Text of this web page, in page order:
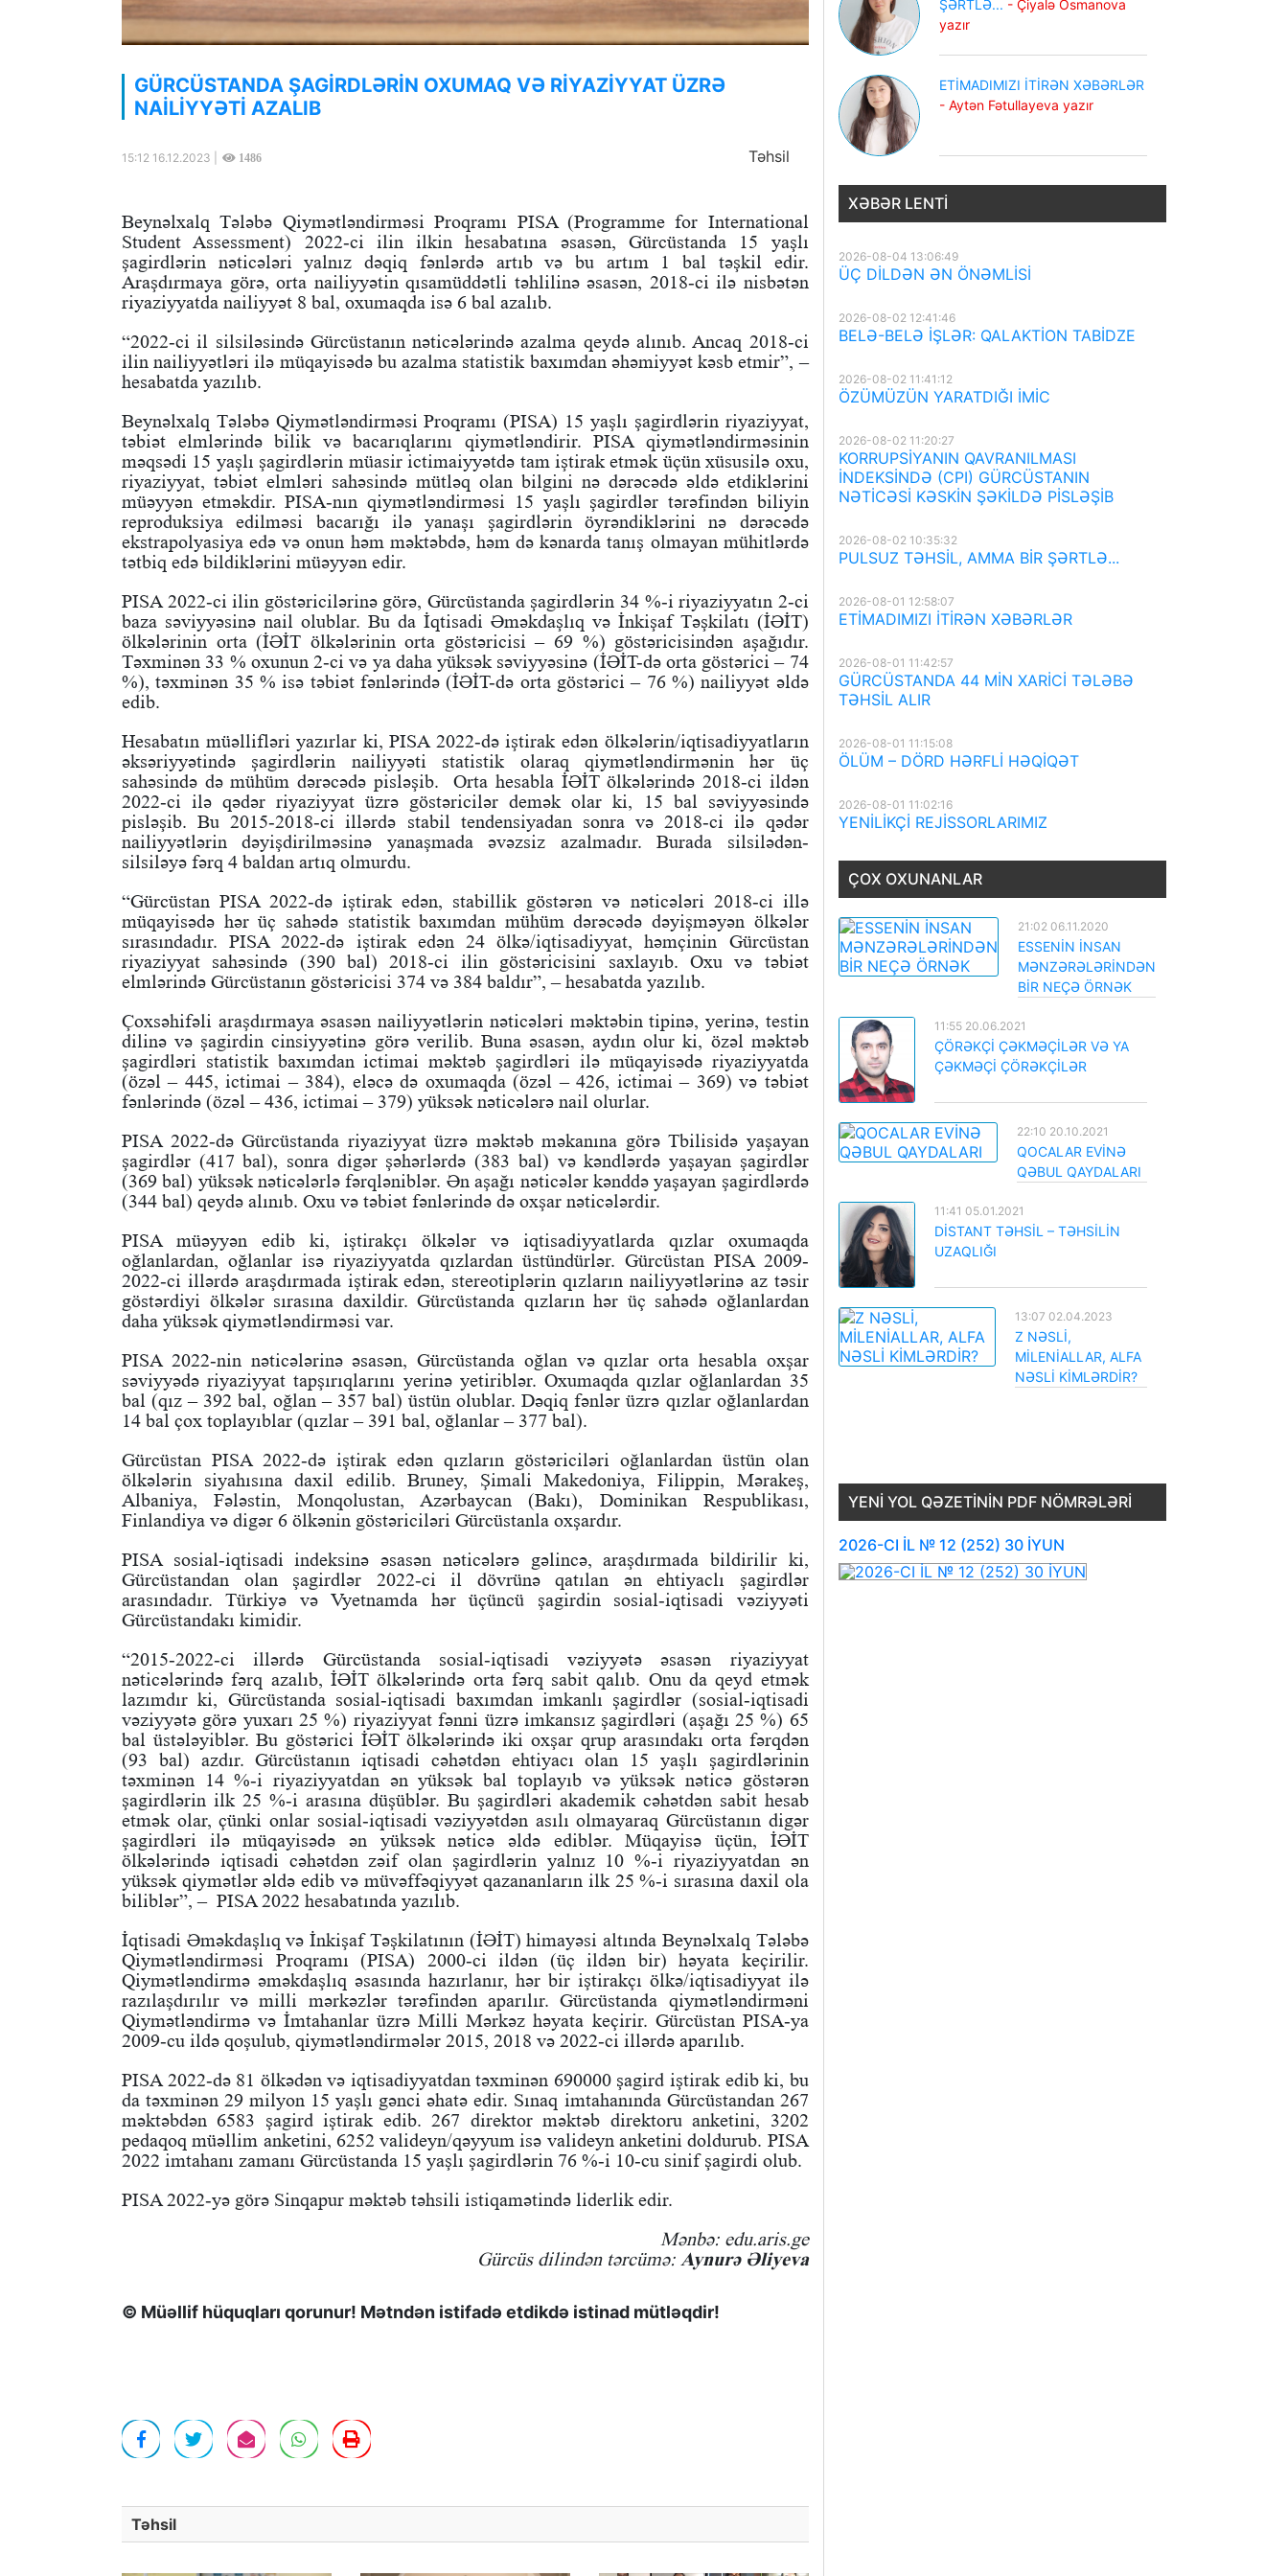
GÜRCÜSTANDA ŞAGİRDLƏRİN OXUMAQ VƏ RİYAZİYYAT ÜZRƏ
NAİLİYYƏTİ AZALIB
15:12 16.12.2023 | 1486 Təhsil
Beynəlxalq Tələbə Qiymətləndirməsi Proqramı PISA (Programme for International
Student Assessment) 2022-ci ilin ilkin hesabatına əsasən, Gürcüstanda 15 yaşlı
şagirdlərin nəticələri yalnız dəqiq fənlərdə artıb və bu artım 1 bal təşkil edir.
Araşdırmaya görə, orta nailiyyətin qısamüddətli təhlilinə əsasən, 2018-ci ilə nisbətən
riyaziyyatda nailiyyət 8 bal, oxumaqda isə 6 bal azalıb.
“2022-ci il silsiləsində Gürcüstanın nəticələrində azalma qeydə alınıb. Ancaq 2018-ci
ilin nailiyyətləri ilə müqayisədə bu azalma statistik baxımdan əhəmiyyət kəsb etmir”, –
hesabatda yazılıb.
Beynəlxalq Tələbə Qiymətləndirməsi Proqramı (PISA) 15 yaşlı şagirdlərin riyaziyyat,
təbiət elmlərində bilik və bacarıqlarını qiymətləndirir. PISA qiymətləndirməsinin
məqsədi 15 yaşlı şagirdlərin müasir ictimaiyyətdə tam iştirak etmək üçün xüsusilə oxu,
riyaziyyat, təbiət elmləri sahəsində mütləq olan bilgini nə dərəcədə əldə etdiklərini
müəyyən etməkdir. PISA-nın qiymətləndirməsi 15 yaşlı şagirdlər tərəfindən biliyin
reproduksiya edilməsi bacarığı ilə yanaşı şagirdlərin öyrəndiklərini nə dərəcədə
ekstrapolyasiya edə və onun həm məktəbdə, həm də kənarda tanış olmayan mühitlərdə
tətbiq edə bildiklərini müəyyən edir.
PISA 2022-ci ilin göstəricilərinə görə, Gürcüstanda şagirdlərin 34 %-i riyaziyyatın 2-ci
baza səviyyəsinə nail olublar. Bu da İqtisadi Əməkdaşlıq və İnkişaf Təşkilatı (İƏİT)
ölkələrinin orta (İƏİT ölkələrinin orta göstəricisi – 69 %) göstəricisindən aşağıdır.
Təxminən 33 % oxunun 2-ci və ya daha yüksək səviyyəsinə (İƏİT-də orta göstərici – 74
%), təxminən 35 % isə təbiət fənlərində (İƏİT-də orta göstərici – 76 %) nailiyyət əldə
edib.
Hesabatın müəllifləri yazırlar ki, PISA 2022-də iştirak edən ölkələrin/iqtisadiyyatların
əksəriyyətində şagirdlərin nailiyyəti statistik olaraq qiymətləndirmənin hər üç
sahəsində də mühüm dərəcədə pisləşib. Orta hesabla İƏİT ölkələrində 2018-ci ildən
2022-ci ilə qədər riyaziyyat üzrə göstəricilər demək olar ki, 15 bal səviyyəsində
pisləşib. Bu 2015-2018-ci illərdə stabil tendensiyadan sonra və 2018-ci ilə qədər
nailiyyətlərin dəyişdirilməsinə yanaşmada əvəzsiz azalmadır. Burada silsilədən-
silsiləyə fərq 4 baldan artıq olmurdu.
“Gürcüstan PISA 2022-də iştirak edən, stabillik göstərən və nəticələri 2018-ci illə
müqayisədə hər üç sahədə statistik baxımdan mühüm dərəcədə dəyişməyən ölkələr
sırasındadır. PISA 2022-də iştirak edən 24 ölkə/iqtisadiyyat, həmçinin Gürcüstan
riyaziyyat sahəsində (390 bal) 2018-ci ilin göstəricisini saxlayıb. Oxu və təbiət
elmlərində Gürcüstanın göstəricisi 374 və 384 baldır”, – hesabatda yazılıb.
Çoxsəhifəli araşdırmaya əsasən nailiyyətlərin nəticələri məktəbin tipinə, yerinə, testin
dilinə və şagirdin cinsiyyətinə görə verilib. Buna əsasən, aydın olur ki, özəl məktəb
şagirdləri statistik baxımdan ictimai məktəb şagirdləri ilə müqayisədə riyaziyyatda
(özəl – 445, ictimai – 384), eləcə də oxumaqda (özəl – 426, ictimai – 369) və təbiət
fənlərində (özəl – 436, ictimai – 379) yüksək nəticələrə nail olurlar.
PISA 2022-də Gürcüstanda riyaziyyat üzrə məktəb məkanına görə Tbilisidə yaşayan
şagirdlər (417 bal), sonra digər şəhərlərdə (383 bal) və kəndlərdə yaşayan şagirdlər
(369 bal) yüksək nəticələrlə fərqləniblər. Ən aşağı nəticələr kənddə yaşayan şagirdlərdə
(344 bal) qeydə alınıb. Oxu və təbiət fənlərində də oxşar nəticələrdir.
PISA müəyyən edib ki, iştirakçı ölkələr və iqtisadiyyatlarda qızlar oxumaqda
oğlanlardan, oğlanlar isə riyaziyyatda qızlardan üstündürlər. Gürcüstan PISA 2009-
2022-ci illərdə araşdırmada iştirak edən, stereotiplərin qızların nailiyyətlərinə az təsir
göstərdiyi ölkələr sırasına daxildir. Gürcüstanda qızların hər üç sahədə oğlanlardan
daha yüksək qiymətləndirməsi var.
PISA 2022-nin nəticələrinə əsasən, Gürcüstanda oğlan və qızlar orta hesabla oxşar
səviyyədə riyaziyyat tapşırıqlarını yerinə yetiriblər. Oxumaqda qızlar oğlanlardan 35
bal (qız – 392 bal, oğlan – 357 bal) üstün olublar. Dəqiq fənlər üzrə qızlar oğlanlardan
14 bal çox toplayıblar (qızlar – 391 bal, oğlanlar – 377 bal).
Gürcüstan PISA 2022-də iştirak edən qızların göstəriciləri oğlanlardan üstün olan
ölkələrin siyahısına daxil edilib. Bruney, Şimali Makedoniya, Filippin, Mərakeş,
Albaniya, Fələstin, Monqolustan, Azərbaycan (Bakı), Dominikan Respublikası,
Finlandiya və digər 6 ölkənin göstəriciləri Gürcüstanla oxşardır.
PISA sosial-iqtisadi indeksinə əsasən nəticələrə gəlincə, araşdırmada bildirilir ki,
Gürcüstandan olan şagirdlər 2022-ci il dövrünə qatılan ən ehtiyaclı şagirdlər
arasındadır. Türkiyə və Vyetnamda hər üçüncü şagirdin sosial-iqtisadi vəziyyəti
Gürcüstandakı kimidir.
“2015-2022-ci illərdə Gürcüstanda sosial-iqtisadi vəziyyətə əsasən riyaziyyat
nəticələrində fərq azalıb, İƏİT ölkələrində orta fərq sabit qalıb. Onu da qeyd etmək
lazımdır ki, Gürcüstanda sosial-iqtisadi baxımdan imkanlı şagirdlər (sosial-iqtisadi
vəziyyətə görə yuxarı 25 %) riyaziyyat fənni üzrə imkansız şagirdləri (aşağı 25 %) 65
bal üstələyiblər. Bu göstərici İƏİT ölkələrində iki oxşar qrup arasındakı orta fərqdən
(93 bal) azdır. Gürcüstanın iqtisadi cəhətdən ehtiyacı olan 15 yaşlı şagirdlərinin
təxminən 14 %-i riyaziyyatdan ən yüksək bal toplayıb və yüksək nəticə göstərən
şagirdlərin ilk 25 %-i arasına düşüblər. Bu şagirdləri akademik cəhətdən sabit hesab
etmək olar, çünki onlar sosial-iqtisadi vəziyyətdən asılı olmayaraq Gürcüstanın digər
şagirdləri ilə müqayisədə ən yüksək nəticə əldə ediblər. Müqayisə üçün, İƏİT
ölkələrində iqtisadi cəhətdən zəif olan şagirdlərin yalnız 10 %-i riyaziyyatdan ən
yüksək qiymətlər əldə edib və müvəffəqiyyət qazananların ilk 25 %-i sırasına daxil ola
biliblər”, – PISA 2022 hesabatında yazılıb.
İqtisadi Əməkdaşlıq və İnkişaf Təşkilatının (İƏİT) himayəsi altında Beynəlxalq Tələbə
Qiymətləndirməsi Proqramı (PISA) 2000-ci ildən (üç ildən bir) həyata keçirilir.
Qiymətləndirmə əməkdaşlıq əsasında hazırlanır, hər bir iştirakçı ölkə/iqtisadiyyat ilə
razılaşdırılır və milli mərkəzlər tərəfindən aparılır. Gürcüstanda qiymətləndirməni
Qiymətləndirmə və İmtahanlar üzrə Milli Mərkəz həyata keçirir. Gürcüstan PISA-ya
2009-cu ildə qoşulub, qiymətləndirmələr 2015, 2018 və 2022-ci illərdə aparılıb.
PISA 2022-də 81 ölkədən və iqtisadiyyatdan təxminən 690000 şagird iştirak edib ki, bu
da təxminən 29 milyon 15 yaşlı gənci əhatə edir. Sınaq imtahanında Gürcüstandan 267
məktəbdən 6583 şagird iştirak edib. 267 direktor məktəb direktoru anketini, 3202
pedaqoq müəllim anketini, 6252 valideyn/qəyyum isə valideyn anketini doldurub. PISA
2022 imtahanı zamanı Gürcüstanda 15 yaşlı şagirdlərin 76 %-i 10-cu sinif şagirdi olub.
PISA 2022-yə görə Sinqapur məktəb təhsili istiqamətində liderlik edir.
Mənbə: edu.aris.ge
Gürcüs dilindən tərcümə: Aynurə Əliyeva
© Müəllif hüquqları qorunur! Mətndən istifadə etdikdə istinad mütləqdir!
Təhsil
ŞƏRTLƏ... - Çiyalə Osmanova
yazır
ETİMADIMIZI İTİRƏN XƏBƏRLƏR
- Aytən Fətullayeva yazır
XƏBƏR LENTI
2026-08-04 13:06:49
ÜÇ DİLDƏN ƏN ÖNƏMLİSİ
2026-08-02 12:41:46
BELƏ-BELƏ İŞLƏR: QALAKTİON TABİDZE
2026-08-02 11:41:12
ÖZÜMÜZÜN YARATDIĞI İMİC
2026-08-02 11:20:27
KORRUPSİYANIN QAVRANILMASI
İNDEKSİNDƏ (CPI) GÜRCÜSTANIN
NƏTİCƏSİ KƏSKİN ŞƏKİLDƏ PİSLƏŞİB
2026-08-02 10:35:32
PULSUZ TƏHSİL, AMMA BİR ŞƏRTLƏ...
2026-08-01 12:58:07
ETİMADIMIZI İTİRƏN XƏBƏRLƏR
2026-08-01 11:42:57
GÜRCÜSTANDA 44 MİN XARİCİ TƏLƏBƏ
TƏHSİL ALIR
2026-08-01 11:15:08
ÖLÜM – DÖRD HƏRFLİ HƏQİQƏT
2026-08-01 11:02:16
YENİLİKÇİ REJİSSORLARIMIZ
ÇOX OXUNANLAR
21:02 06.11.2020
ESSENİN İNSAN
MƏNZƏRƏLƏRİNDƏN
BİR NEÇƏ ÖRNƏK
11:55 20.06.2021
ÇÖRƏKÇİ ÇƏKMƏÇİLƏR VƏ YA
ÇƏKMƏÇİ ÇÖRƏKÇİLƏR
22:10 20.10.2021
QOCALAR EVİNƏ
QƏBUL QAYDALARI
11:41 05.01.2021
DİSTANT TƏHSİL – TƏHSİLİN
UZAQLIĞI
13:07 02.04.2023
Z NƏSLİ,
MİLENİALLAR, ALFA
NƏSLİ KİMLƏRDİR?
YENI YOL QƏZETININ PDF NÖMRƏLƏRI
2026-CI İL № 12 (252) 30 İYUN